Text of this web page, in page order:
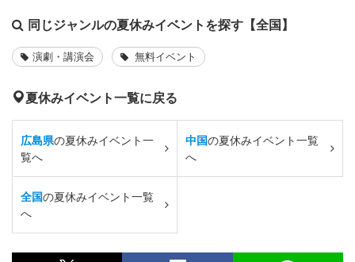
同じジャンルの夏休みイベントを探す【全国】
演劇・講演会 無料イベント
夏休みイベント一覧に戻る
広島県の夏休みイベント一
覧へ
中国の夏休みイベント一覧
へ
全国の夏休みイベント一覧
へ